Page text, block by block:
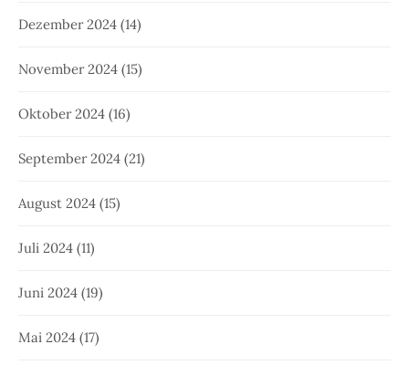
Dezember 2024 (14)
November 2024 (15)
Oktober 2024 (16)
September 2024 (21)
August 2024 (15)
Juli 2024 (11)
Juni 2024 (19)
Mai 2024 (17)